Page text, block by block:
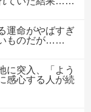
運命がやばすぎ
ものだが……
に突入、「よう
感心する人が続